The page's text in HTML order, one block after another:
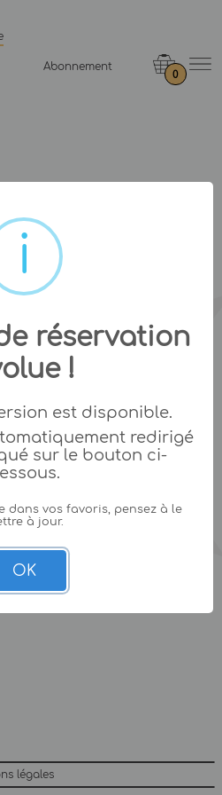
Abonnement
0
légales
réservation
!
est disponible.
redirigé
sur le bouton ci-
dans vos favoris, pensez à le
à jour.
OK